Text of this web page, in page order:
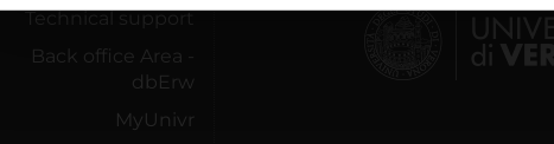
di analisi dei dati web, pubblicità e social media, i quali potrebbero
che hanno raccolto dal tuo utilizzo dei loro servizi.
Back office Area -
dbErw
MyUnivr